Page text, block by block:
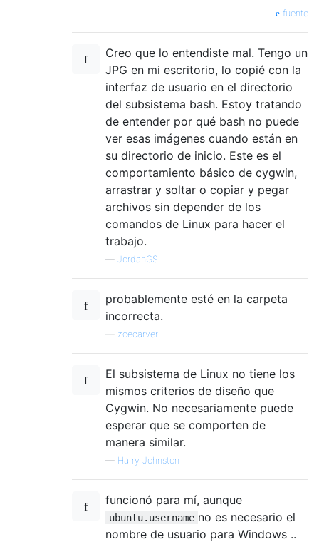
fuente
Creo que lo entendiste mal. Tengo un
JPG en mi escritorio, lo copié con la
interfaz de usuario en el directorio
del subsistema bash. Estoy tratando
de entender por qué bash no puede
ver esas imágenes cuando están en
su directorio de inicio. Este es el
comportamiento básico de cygwin,
arrastrar y soltar o copiar y pegar
archivos sin depender de los
comandos de Linux para hacer el
trabajo.
— JordanGS
probablemente esté en la carpeta
incorrecta.
zoecarver
El subsistema de Linux no tiene los
mismos criterios de diseño que
Cygwin. No necesariamente puede
esperar que se comporten de
manera similar.
— Harry Johnston
funcionó para mí, aunque
ubuntu.username no es necesario el
nombre de usuario para Windows ..